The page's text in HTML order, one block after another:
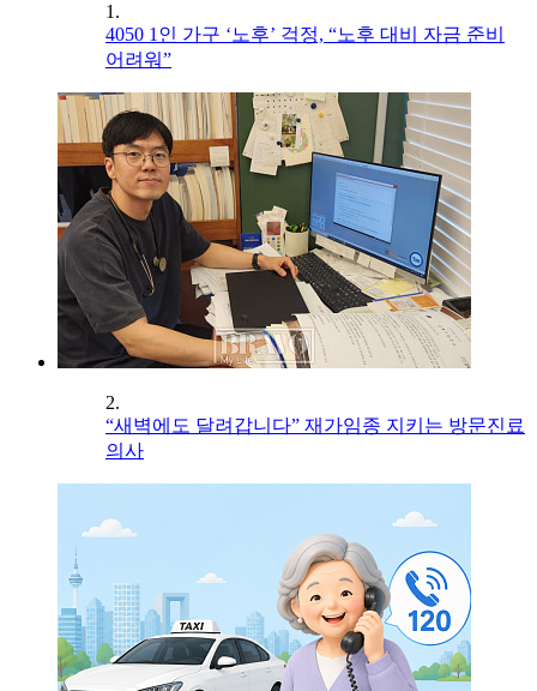
1.
4050 1인 가구 ‘노후’ 걱정, “노후 대비 자금 준비
어려워”
2.
“새벽에도 달려갑니다” 재가임종 지키는 방문진료
의사